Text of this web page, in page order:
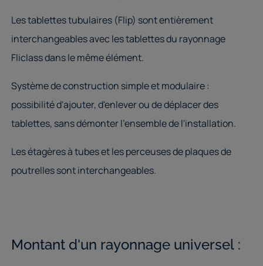
Les tablettes tubulaires (Flip) sont entièrement
interchangeables avec les tablettes du rayonnage
Fliclass dans le même élément.
Système de construction simple et modulaire :
possibilité d'ajouter, d'enlever ou de déplacer des
tablettes, sans démonter l'ensemble de l'installation.
Les étagères à tubes et les perceuses de plaques de
poutrelles sont interchangeables.
Montant d'un rayonnage universel :